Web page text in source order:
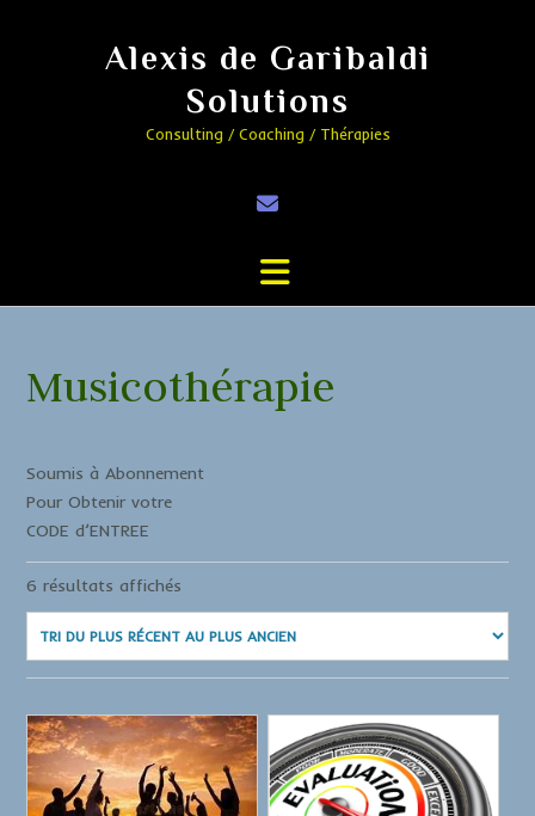
Alexis de Garibaldi
Solutions
Consulting / Coaching / Thérapies
Musicothérapie
Soumis à Abonnement
Pour Obtenir votre
CODE d’ENTREE
6 résultats affichés